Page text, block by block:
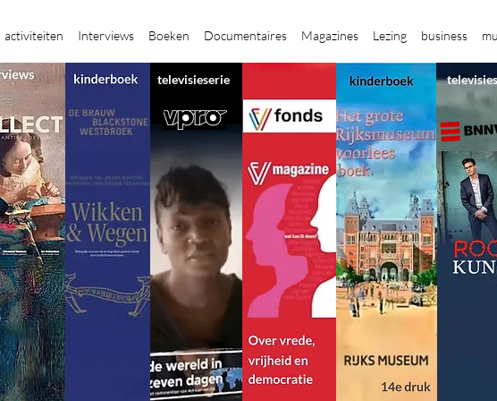
activiteiten Interviews Boeken Documentaires Magazines Lezing business
televisieserie